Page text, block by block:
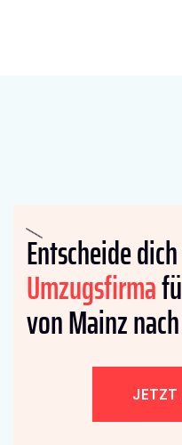
Entscheide
Umzugsfirma
von Mainz